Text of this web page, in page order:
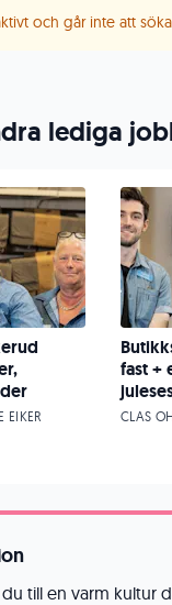
och går inte att
till en varm kultur
lediga
EIKER
fast +
CLAS